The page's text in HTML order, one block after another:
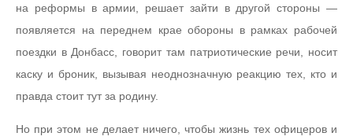
на реформы в армии, решает зайти в другой стороны —
появляется на переднем крае обороны в рамках рабочей
поездки в Донбасс, говорит там патриотические речи, носит
каску и броник, вызывая неоднозначную реакцию тех, кто и
правда стоит тут за родину.
Но при этом не делает ничего, чтобы жизнь тех офицеров и